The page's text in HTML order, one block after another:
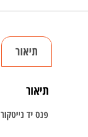
תיאור
תיאור
פנס יד נייטקור MH25